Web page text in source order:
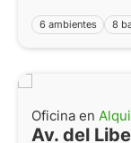
6 ambientes 8
Oficina en
Av. del